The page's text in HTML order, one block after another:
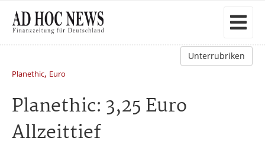
Unterrubriken
Planethic, Euro
Planethic: 3,25 Euro
Allzeittief